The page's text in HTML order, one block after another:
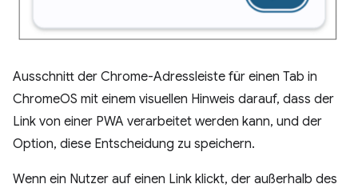
Ausschnitt der Chrome-Adressleiste für einen Tab in
ChromeOS mit einem visuellen Hinweis darauf, dass der
Link von einer PWA verarbeitet werden kann, und der
Option, diese Entscheidung zu speichern.
Wenn ein Nutzer auf einen Link klickt, der außerhalb des